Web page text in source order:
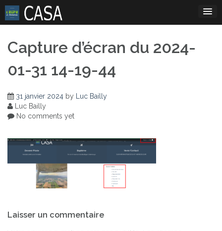
Skip
content
Capture d’écran du 2024-
01-31 14-19-44
31 janvier 2024 by Luc Bailly
Luc Bailly
No comments yet
de
Laisser un commentaire